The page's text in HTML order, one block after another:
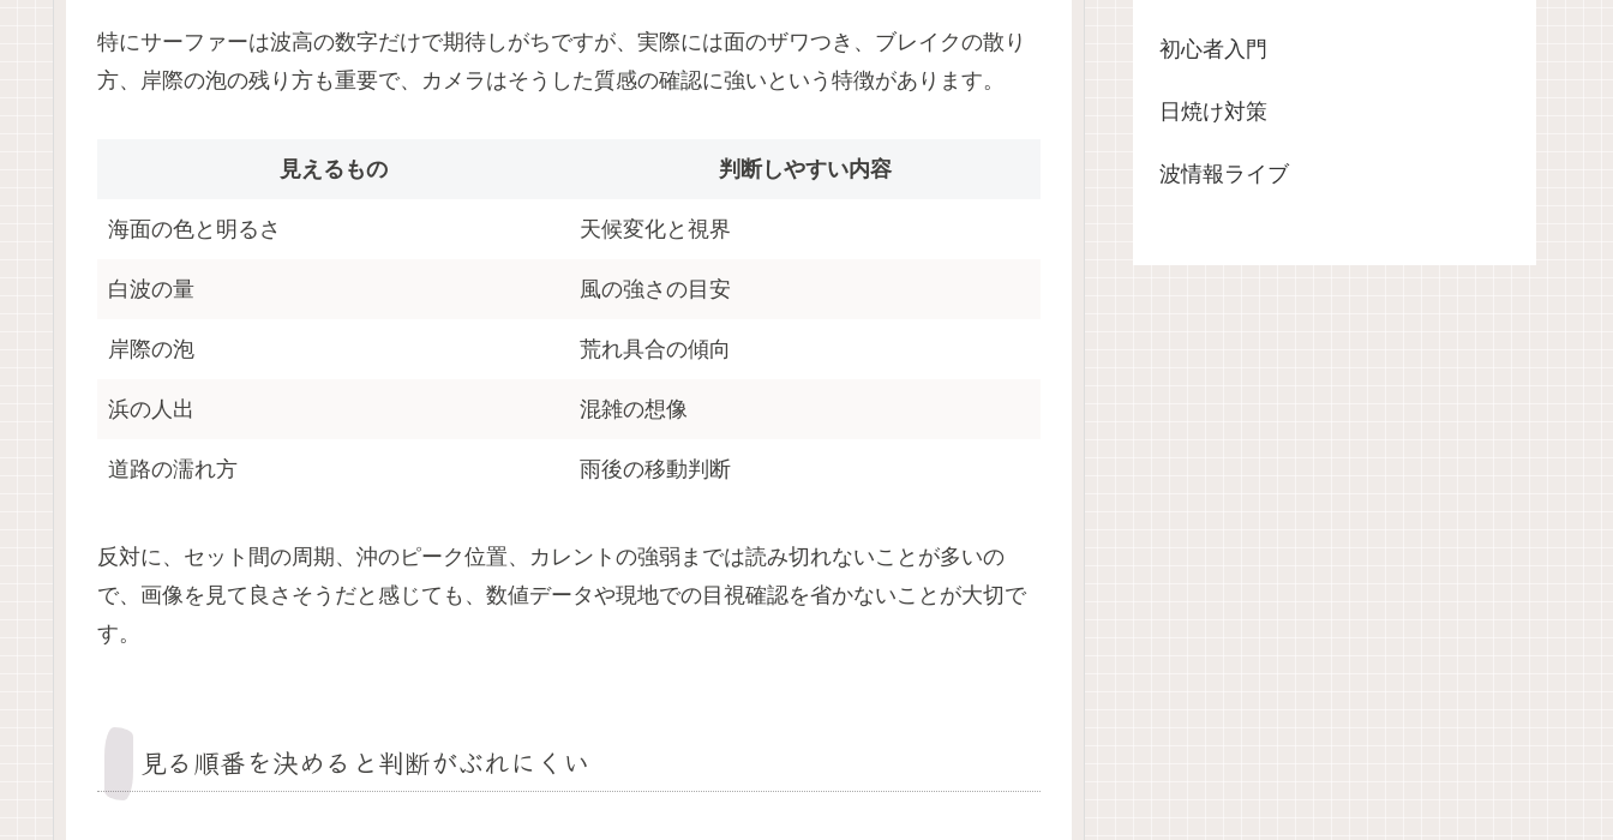
特にサーファーは波高の数字だけで期待しがちですが、実際には面のザワつき、ブレイクの散り
方、岸際の泡の残り方も重要で、カメラはそうした質感の確認に強いという特徴があります。
見えるもの 判断しやすい内容
海面の色と明るさ 天候変化と視界
白波の量 風の強さの目安
岸際の泡 荒れ具合の傾向
浜の人出 混雑の想像
道路の濡れ方 雨後の移動判断
反対に、セット間の周期、沖のピーク位置、カレントの強弱までは読み切れないことが多いの
で、画像を見て良さそうだと感じても、数値データや現地での目視確認を省かないことが大切で
す。
見る順番を決めると判断がぶれにくい
初心者入門
日焼け対策
波情報ライブ